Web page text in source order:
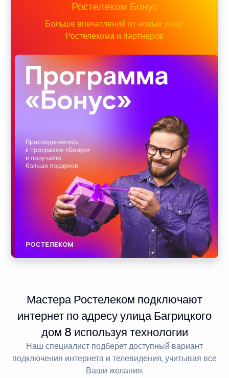
Ростелеком Бонус
Больше впечатлений от новых услуг
Ростелекома и партнеров
Мастера Ростелеком подключают
интернет по адресу улица Багрицкого
дом 8 используя технологии
Наш специалист подберет доступный вариант
подключения интернета и телевидения, учитывая все
Ваши желания.